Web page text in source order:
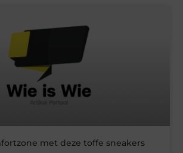
met deze toffe sneakers